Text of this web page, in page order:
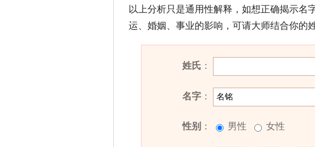
——《哭秘书姚少监》
——《达奚吏部夫人寇氏挽歌》
名铭名字五行属性
以上分析只是通用性解释，如想正确揭示名
运、婚姻、事业的影响，可请大师结合你的
姓氏 ：
名字：
性别 ： 男性 女性